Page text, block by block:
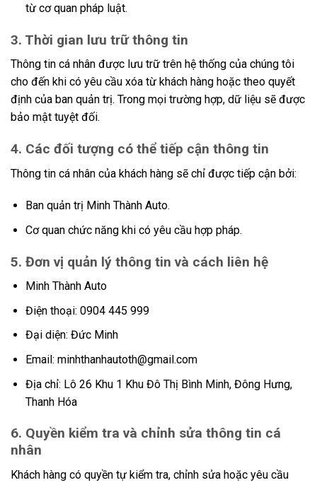
từ cơ quan pháp luật.
3. Thời gian lưu trữ thông tin
Thông tin cá nhân được lưu trữ trên hệ thống của chúng tôi
cho đến khi có yêu cầu xóa từ khách hàng hoặc theo quyết
định của ban quản trị. Trong mọi trường hợp, dữ liệu sẽ được
bảo mật tuyệt đối.
4. Các đối tượng có thể tiếp cận thông tin
Thông tin cá nhân của khách hàng sẽ chỉ được tiếp cận bởi:
Ban quản trị Minh Thành Auto.
Cơ quan chức năng khi có yêu cầu hợp pháp.
5. Đơn vị quản lý thông tin và cách liên hệ
Minh Thành Auto
Điện thoại: 0904 445 999
Đại diện: Đức Minh
Email: minhthanhautoth@gmail.com
Địa chỉ: Lô 26 Khu 1 Khu Đô Thị Bình Minh, Đông Hưng,
Thanh Hóa
6. Quyền kiểm tra và chỉnh sửa thông tin cá
nhân
Khách hàng có quyền tự kiểm tra, chỉnh sửa hoặc yêu cầu